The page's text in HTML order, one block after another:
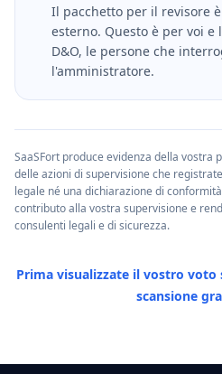
Il pacchetto per il revisore
esterno. Questo è per voi e
D&O, le persone che
l'amministratore.
SaaSFort produce evidenza della vostra
delle azioni di supervisione che
legale né una dichiarazione di
contributo alla vostra supervisione e
consulenti legali e di sicurezza.
Prima visualizzate il vostro voto
scansione